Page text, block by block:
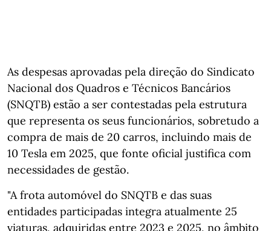
As despesas aprovadas pela direção do Sindicato
Nacional dos Quadros e Técnicos Bancários
(SNQTB) estão a ser contestadas pela estrutura
que representa os seus funcionários, sobretudo a
compra de mais de 20 carros, incluindo mais de
10 Tesla em 2025, que fonte oficial justifica com
necessidades de gestão.
"A frota automóvel do SNQTB e das suas
entidades participadas integra atualmente 25
viaturas, adquiridas entre 2023 e 2025, no âmbito